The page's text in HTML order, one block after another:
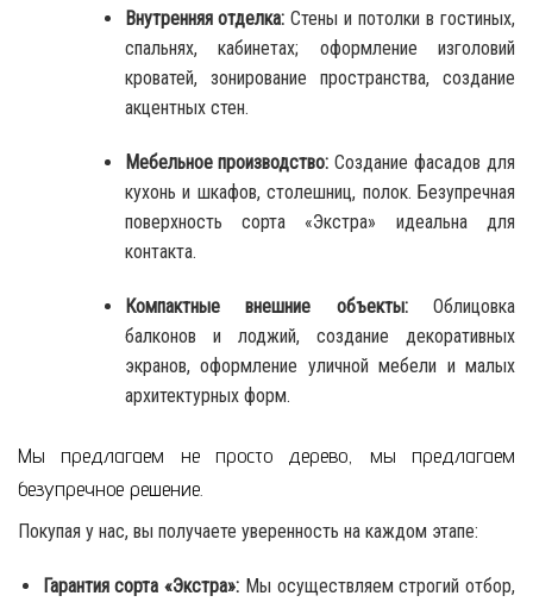
Внутренняя отделка: Стены и потолки в гостиных,
спальнях, кабинетах; оформление изголовий
кроватей, зонирование пространства, создание
акцентных стен.
Мебельное производство: Создание фасадов для
кухонь и шкафов, столешниц, полок. Безупречная
поверхность сорта «Экстра» идеальна для
контакта.
Компактные внешние объекты:Облицовка
балконов и лоджий, создание декоративных
экранов, оформление уличной мебели и малых
архитектурных форм.
Мы предлагаем не просто дерево, мы предлагаем
безупречное решение.
Покупая у нас, вы получаете уверенность на каждом этапе:
Гарантия сорта «Экстра»: Мы осуществляем строгий отбор,